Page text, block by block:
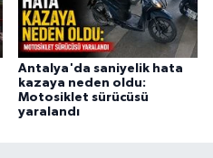
Antalya'da saniyelik hata
kazaya neden oldu:
Motosiklet sürücüsü
yaralandı